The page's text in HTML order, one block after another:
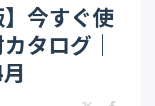
】今すぐ使
タログ｜